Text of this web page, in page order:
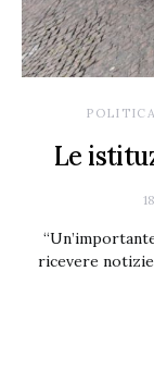
Le
ricevere